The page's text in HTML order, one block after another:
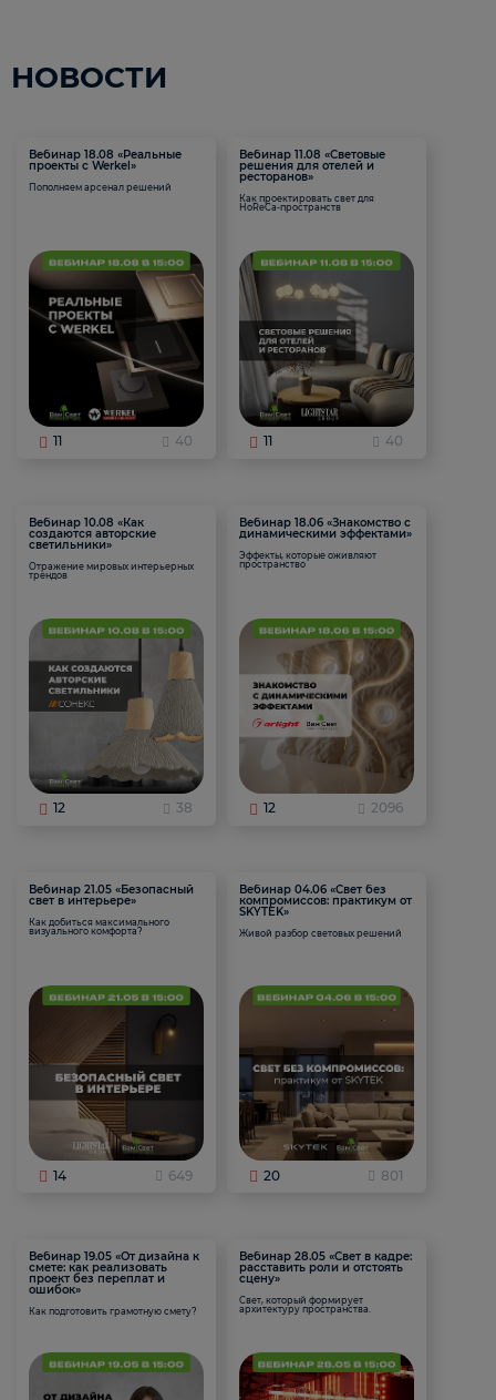
НОВОСТИ
Вебинар 18.08 «Реальные
проекты с Werkel»
Пополняем арсенал решений
11 40
Вебинар 11.08 «Световые
решения для отелей и
ресторанов»
Как проектировать свет для
HoReCa-пространств
11 40
Вебинар 10.08 «Как
создаются авторские
светильники»
Отражение мировых интерьерных
трендов
12 38
Вебинар 18.06 «Знакомство с
динамическими эффектами»
Эффекты, которые оживляют
пространство
12 2096
Вебинар 21.05 «Безопасный
свет в интерьере»
Как добиться максимального
визуального комфорта?
14 649
Вебинар 04.06 «Свет без
компромиссов: практикум от
SKYTEK»
Живой разбор световых решений
20 801
Вебинар 19.05 «От дизайна к
смете: как реализовать
проект без переплат и
ошибок»
Как подготовить грамотную смету?
Вебинар 28.05 «Свет в кадре:
расставить роли и отстоять
сцену»
Свет, который формирует
архитектуру пространства.